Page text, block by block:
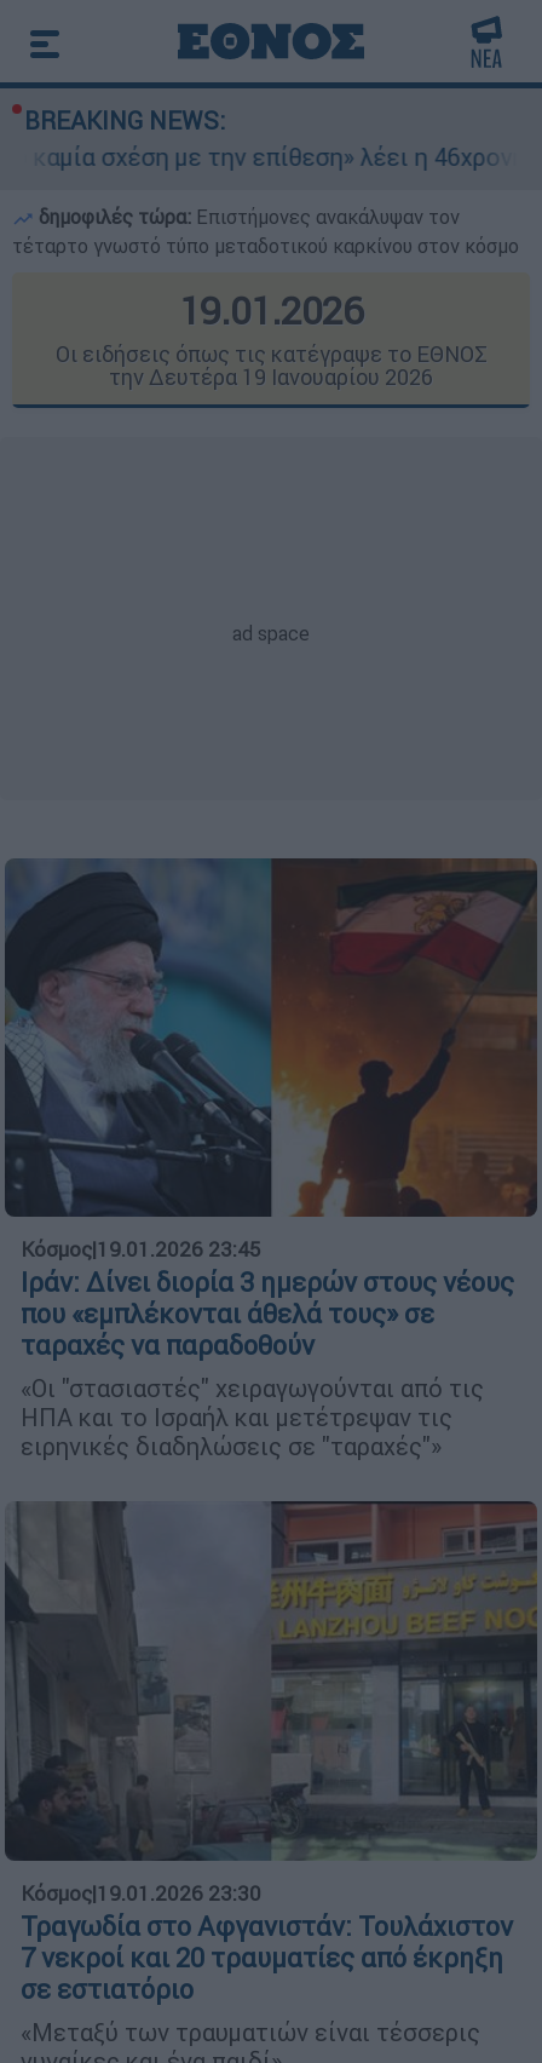
BREAKING NEWS:
με την επίθεση» λέει η 46χρονη - Τι
δημοφιλές τώρα: Επιστήμονες ανακάλυψαν τον
τέταρτο γνωστό τύπο μεταδοτικού καρκίνου στον κόσμο
19.01.2026
Οι ειδήσεις όπως τις κατέγραψε το ΕΘΝΟΣ
την Δευτέρα 19 Ιανουαρίου 2026
Κόσμος|19.01.2026 23:45
Ιράν: Δίνει διορία 3 ημερών στους νέους
που «εμπλέκονται άθελά τους» σε
ταραχές να παραδοθούν
«Οι "στασιαστές" χειραγωγούνται από τις
ΗΠΑ και το Ισραήλ και μετέτρεψαν τις
ειρηνικές διαδηλώσεις σε "ταραχές"»
Κόσμος|19.01.2026 23:30
Τραγωδία στο Αφγανιστάν: Τουλάχιστον
7 νεκροί και 20 τραυματίες από έκρηξη
σε εστιατόριο
«Μεταξύ των τραυματιών είναι τέσσερις